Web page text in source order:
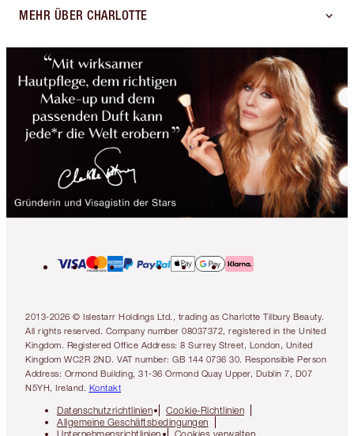
MEHR ÜBER CHARLOTTE
2013-2026 © Islestarr Holdings Ltd., trading as Charlotte Tilbury Beauty.
All rights reserved. Company number 08037372, registered in the United
Kingdom. Registered Office Address: 8 Surrey Street, London, United
Kingdom WC2R 2ND. VAT number: GB 144 0736 30. Responsible Person
Address: Ormond Building, 31-36 Ormond Quay Upper, Dublin 7, D07
N5YH, Ireland. Kontakt
Datenschutzrichtlinien
Cookie-Richtlinien
Allgemeine Geschäftsbedingungen